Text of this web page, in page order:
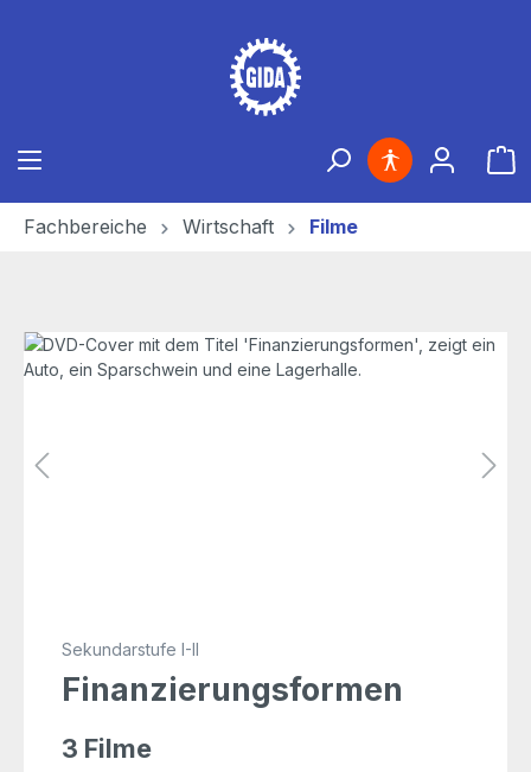
Fachbereiche Wirtschaft Filme
Bildergalerie überspringen
Sekundarstufe I-II
Finanzierungsformen
3 Filme